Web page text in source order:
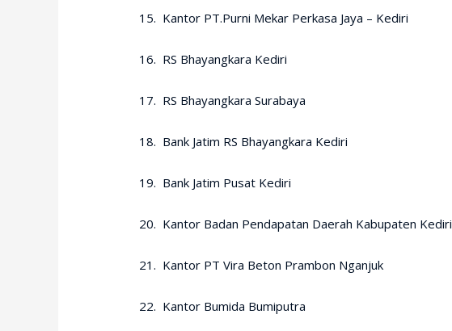
15. Kantor PT.Purni Mekar Perkasa Jaya – Kediri
16. RS Bhayangkara Kediri
17. RS Bhayangkara Surabaya
18. Bank Jatim RS Bhayangkara Kediri
19. Bank Jatim Pusat Kediri
20. Kantor Badan Pendapatan Daerah Kabupaten Kediri
21. Kantor PT Vira Beton Prambon Nganjuk
22. Kantor Bumida Bumiputra